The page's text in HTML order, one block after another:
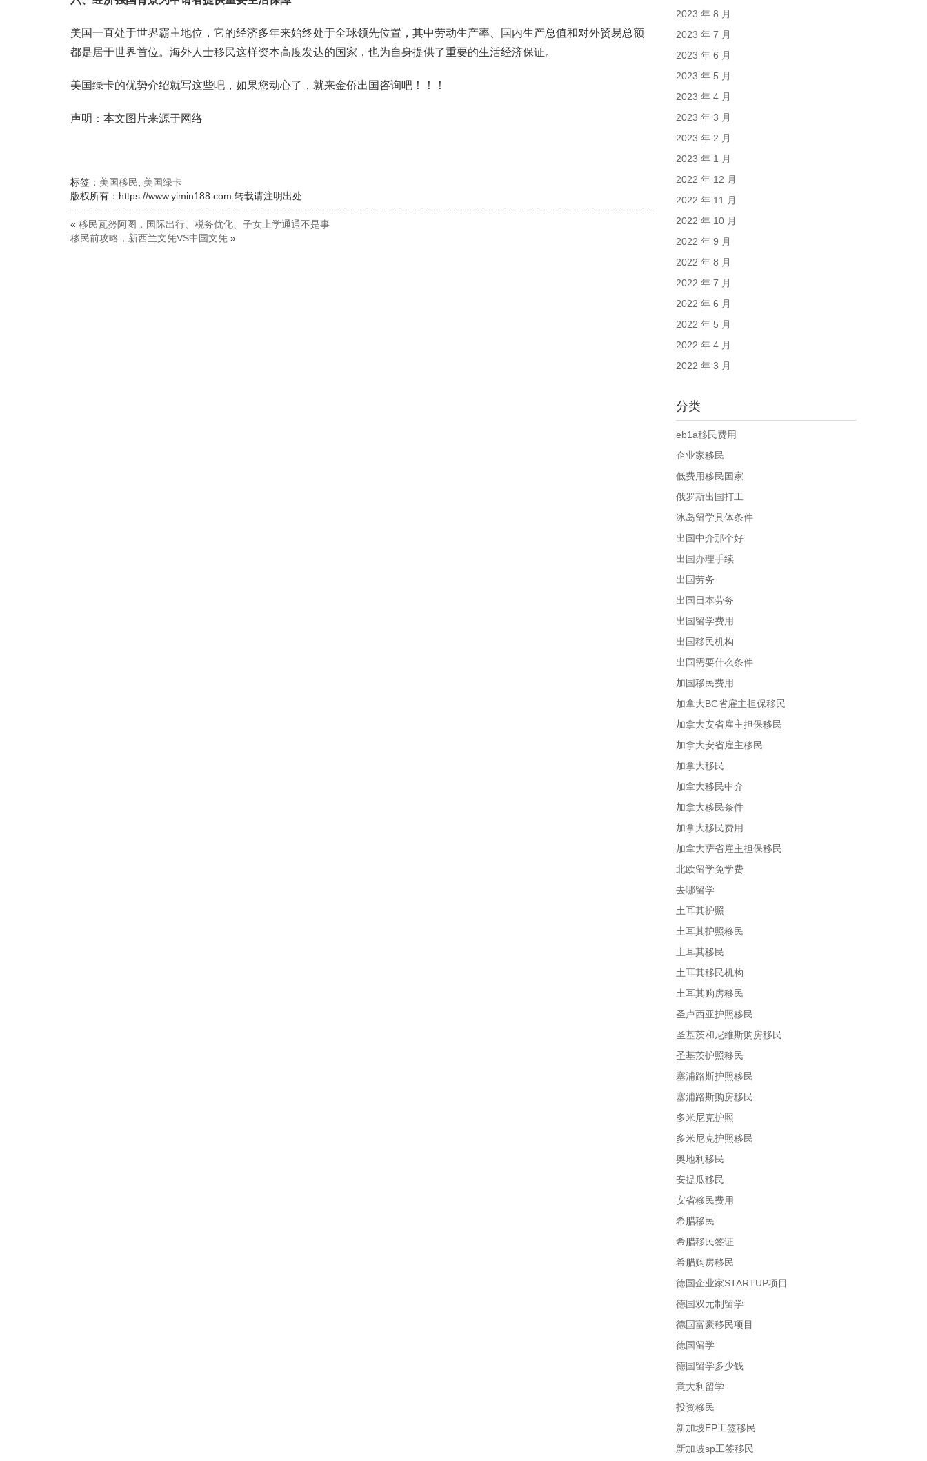
美国一直处于世界霸主地位，它的经济多年来始终处于全球领先位置，其中劳动生产率、国内生产总值和对外贸易总额
都是居于世界首位。海外人士移民这样资本高度发达的国家，也为自身提供了重要的生活经济保证。
美国绿卡的优势介绍就写这些吧，如果您动心了，就来金侨出国咨询吧！！！
声明：本文图片来源于网络
标签： 美国移民
美国绿卡
版权所有：https://www.yimin188.com 转载请注明出处
« 移民瓦努阿图，国际出行、税务优化、子女上学通通不是事
移民前攻略，新西兰文凭VS中国文凭 »
2023 年 8 月
2023 年 7 月
2023 年 6 月
2023 年 5 月
2023 年 4 月
2023 年 3 月
2023 年 2 月
2023 年 1 月
2022 年 12 月
2022 年 11 月
2022 年 10 月
2022 年 9 月
2022 年 8 月
2022 年 7 月
2022 年 6 月
2022 年 5 月
2022 年 4 月
2022 年 3 月
分类
eb1a移民费用
企业家移民
低费用移民国家
俄罗斯出国打工
冰岛留学具体条件
出国中介那个好
出国办理手续
出国劳务
出国日本劳务
出国留学费用
出国移民机构
出国需要什么条件
加国移民费用
加拿大BC省雇主担保移民
加拿大安省雇主担保移民
加拿大安省雇主移民
加拿大移民
加拿大移民中介
加拿大移民条件
加拿大移民费用
加拿大萨省雇主担保移民
北欧留学免学费
去哪留学
土耳其护照
土耳其护照移民
土耳其移民
土耳其移民机构
土耳其购房移民
圣卢西亚护照移民
圣基茨和尼维斯购房移民
圣基茨护照移民
塞浦路斯护照移民
塞浦路斯购房移民
多米尼克护照
多米尼克护照移民
奥地利移民
安提瓜移民
安省移民费用
希腊移民
希腊移民签证
希腊购房移民
德国企业家STARTUP项目
德国双元制留学
德国富豪移民项目
德国留学
德国留学多少钱
意大利留学
投资移民
新加坡EP工签移民
新加坡sp工签移民